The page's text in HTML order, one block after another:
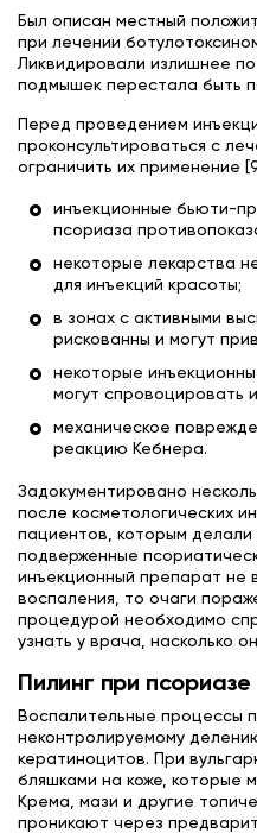
Был описан местный
при лечении
Ликвидировали излишнее
подмышек перестала быть
Перед проведением
проконсультироваться с
ограничить их применение
инъекционные бьюти-
псориаза
некоторые лекарства
для инъекций красоты;
в зонах с активными
рискованны и могут
некоторые
могут спровоцировать
механическое
реакцию Кебнера.
Задокументировано
после косметологических
пациентов, которым делали
подверженные
инъекционный препарат не
воспаления, то очаги
процедурой необходимо
узнать у врача, насколько
Пилинг при псориазе
Воспалительные процессы
неконтролируемому
кератиноцитов. При
бляшками на коже, которые
Крема, мази и другие
проникают через